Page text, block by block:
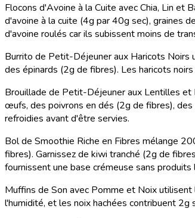
Flocons d'Avoine à la Cuite avec Chia, Lin et
d'avoine à la cuite (4g par 40g sec), graines
d'avoine roulés car ils subissent moins de
Burrito de Petit-Déjeuner aux Haricots Noirs
des épinards (2g de fibres). Les haricots
Brouillade de Petit-Déjeuner aux Lentilles et
œufs, des poivrons en dés (2g de fibres),
refroidies avant d'être servies.
Bol de Smoothie Riche en Fibres mélange
fibres). Garnissez de kiwi tranché (2g de
fournissent une base crémeuse sans produits
Muffins de Son avec Pomme et Noixutilisent
l'humidité, et les noix hachées contribuent